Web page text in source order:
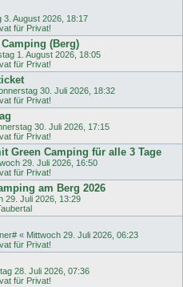
3. August 2026, 18:17
für Privat!
(Berg)
1. August 2026, 18:05
für Privat!
30. Juli 2026, 18:32
für Privat!
30. Juli 2026, 17:15
für Privat!
Green Camping für alle 3 Tage
29. Juli 2026, 16:50
für Privat!
am Berg 2026
29. Juli 2026, 13:29
« Mittwoch 29. Juli 2026, 06:23
für Privat!
28. Juli 2026, 07:36
für Privat!